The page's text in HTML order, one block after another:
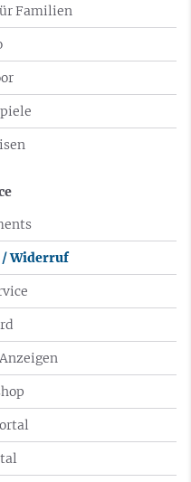
Familien
Widerruf